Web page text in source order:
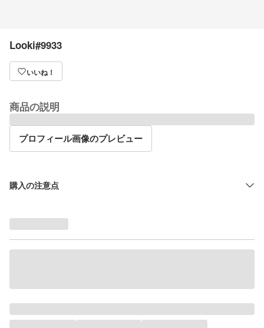
Looki#9933
いいね！
商品の説明
プロフィール画像のプレビュー
購入の注意点